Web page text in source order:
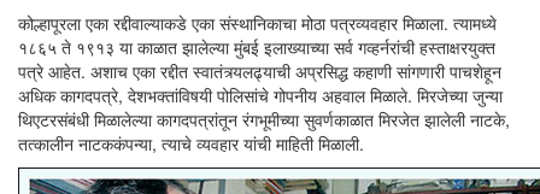
कोल्हापूरला एका रद्दीवाल्याकडे एका संस्थानिकाचा मोठा पत्रव्यवहार मिळाला. त्यामध्ये
१८६५ ते १९१३ या काळात झालेल्या मुंबई इलाख्याच्या सर्व गव्हर्नरांची हस्ताक्षरयुक्त
पत्रे आहेत. अशाच एका रद्दीत स्वातंत्र्यलढ्याची अप्रसिद्ध कहाणी सांगणारी पाचशेहून
अधिक कागदपत्रे, देशभक्तांविषयी पोलिसांचे गोपनीय अहवाल मिळाले. मिरजेच्या जुन्या
थिएटरसंबंधी मिळालेल्या कागदपत्रांतून रंगभूमीच्या सुवर्णकाळात मिरजेत झालेली नाटके,
तत्कालीन नाटककंपन्या, त्याचे व्यवहार यांची माहिती मिळाली.